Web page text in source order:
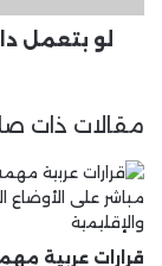
هذه
الأطعمةلو بتعمل
مقالات ذات
قرارات عربية